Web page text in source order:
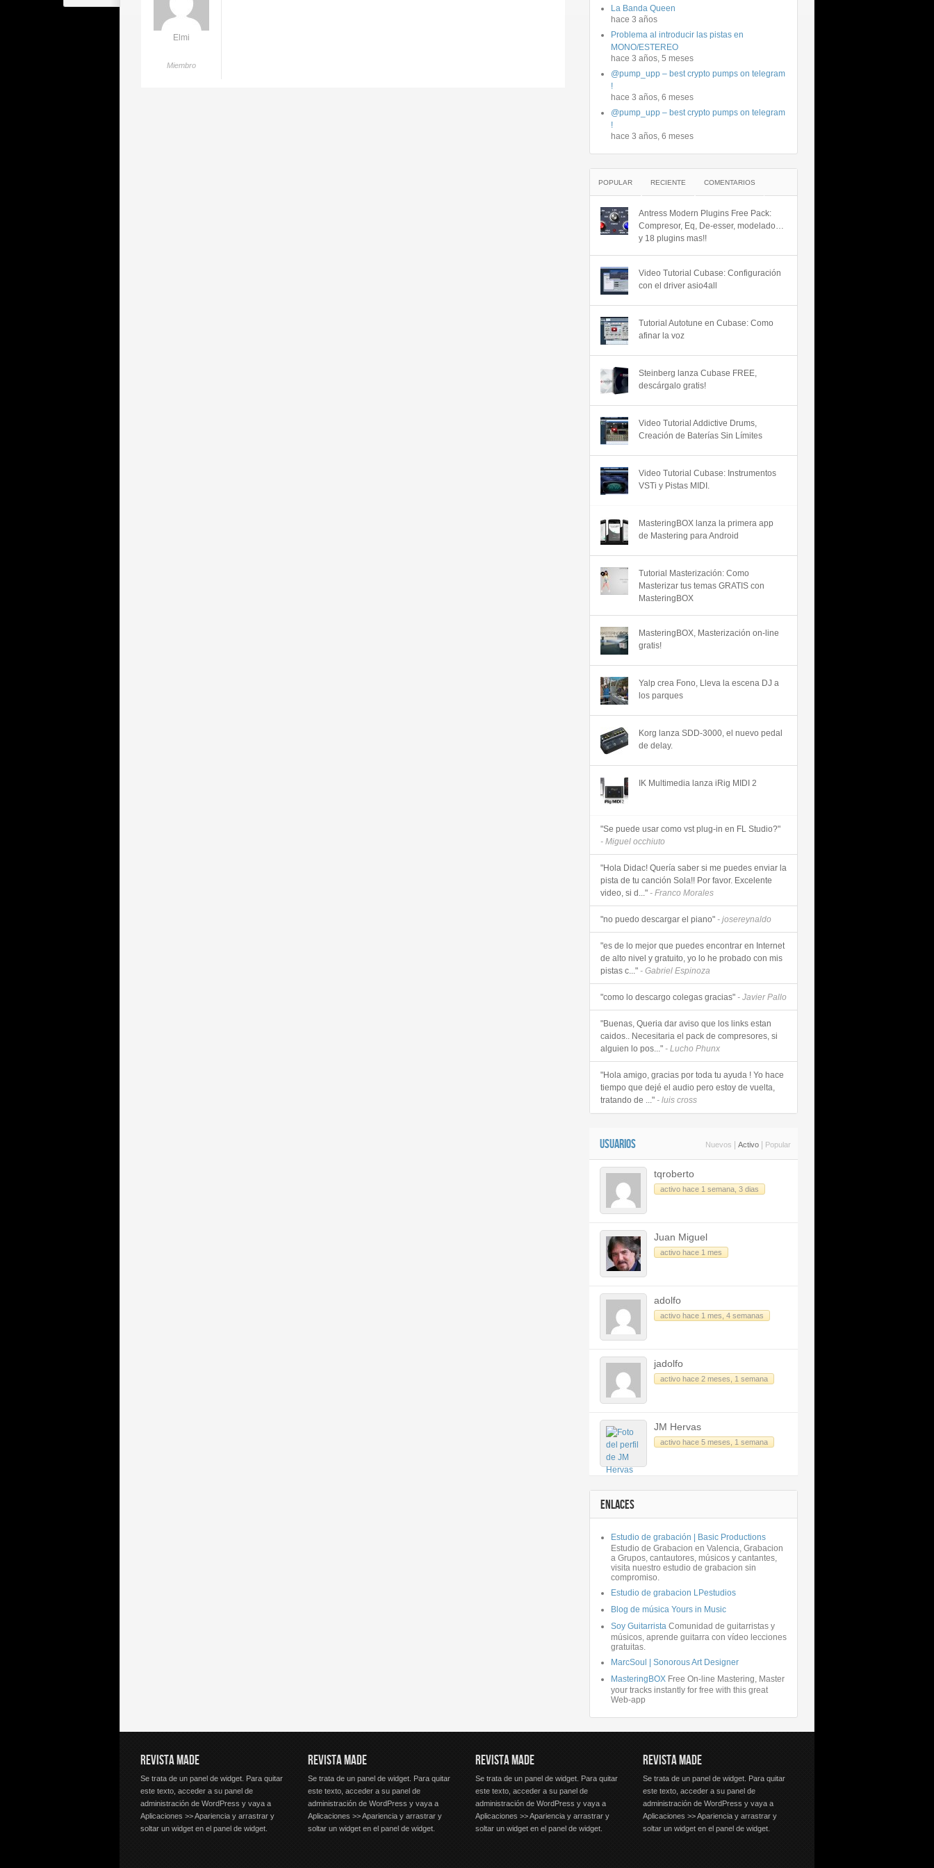
Elmi
Miembro
La Banda Queen
hace 3 años
Problema al introducir las pistas en
MONO/ESTEREO
hace 3 años, 5 meses
@pump_upp – best crypto pumps on telegram
!
hace 3 años, 6 meses
@pump_upp – best crypto pumps on telegram
!
hace 3 años, 6 meses
POPULAR RECIENTE COMENTARIOS
Antress Modern Plugins Free Pack:
Compresor, Eq, De-esser, modelado…
y 18 plugins mas!!
Video Tutorial Cubase: Configuración
con el driver asio4all
Tutorial Autotune en Cubase: Como
afinar la voz
Steinberg lanza Cubase FREE,
descárgalo gratis!
Video Tutorial Addictive Drums,
Creación de Baterías Sin Límites
Video Tutorial Cubase: Instrumentos
VSTi y Pistas MIDI.
MasteringBOX lanza la primera app
de Mastering para Android
Tutorial Masterización: Como
Masterizar tus temas GRATIS con
MasteringBOX
MasteringBOX, Masterización on-line
gratis!
Yalp crea Fono, Lleva la escena DJ a
los parques
Korg lanza SDD-3000, el nuevo pedal
de delay.
IK Multimedia lanza iRig MIDI 2
"Se puede usar como vst plug-in en FL Studio?"
- Miguel occhiuto
"Hola Didac! Quería saber si me puedes enviar la
pista de tu canción Sola!! Por favor. Excelente
video, si d..." - Franco Morales
"no puedo descargar el piano" - josereynaldo
"es de lo mejor que puedes encontrar en Internet
de alto nivel y gratuito, yo lo he probado con mis
pistas c..." - Gabriel Espinoza
"como lo descargo colegas gracias" - Javier Pallo
"Buenas, Queria dar aviso que los links estan
caidos.. Necesitaria el pack de compresores, si
alguien lo pos..." - Lucho Phunx
"Hola amigo, gracias por toda tu ayuda ! Yo hace
tiempo que dejé el audio pero estoy de vuelta,
tratando de ..." - luis cross
USUARIOS Nuevos Activo Popular
tqroberto
activo hace 1 semana, 3 dias
Juan Miguel
activo hace 1 mes
adolfo
activo hace 1 mes, 4 semanas
jadolfo
activo hace 2 meses, 1 semana
JM Hervas
activo hace 5 meses, 1 semana
ENLACES
Estudio de grabación | Basic Productions
Estudio de Grabacion en Valencia, Grabacion
a Grupos, cantautores, músicos y cantantes,
visita nuestro estudio de grabacion sin
compromiso.
Estudio de grabacion LPestudios
Blog de música Yours in Music
Soy Guitarrista Comunidad de guitarristas y
músicos, aprende guitarra con vídeo lecciones
gratuitas.
MarcSoul | Sonorous Art Designer
MasteringBOX Free On-line Mastering, Master
your tracks instantly for free with this great
Web-app
REVISTA MADE
Se trata de un panel de widget. Para quitar
este texto, acceder a su panel de
administración de WordPress y vaya a
Aplicaciones >> Apariencia y arrastrar y
soltar un widget en el panel de widget.
REVISTA MADE
Se trata de un panel de widget. Para quitar
este texto, acceder a su panel de
administración de WordPress y vaya a
Aplicaciones >> Apariencia y arrastrar y
soltar un widget en el panel de widget.
REVISTA MADE
Se trata de un panel de widget. Para quitar
este texto, acceder a su panel de
administración de WordPress y vaya a
Aplicaciones >> Apariencia y arrastrar y
soltar un widget en el panel de widget.
REVISTA MADE
Se trata de un panel de widget. Para quitar
este texto, acceder a su panel de
administración de WordPress y vaya a
Aplicaciones >> Apariencia y arrastrar y
soltar un widget en el panel de widget.